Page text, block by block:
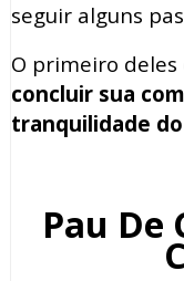
seguir alguns
O primeiro
concluir sua
tranquilidade
Pau De